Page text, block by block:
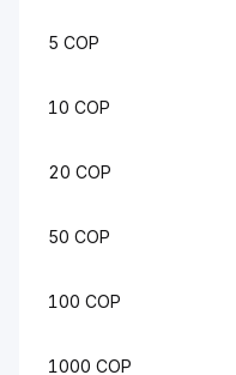
5 COP
10 COP
20 COP
50 COP
100 COP
1000 COP